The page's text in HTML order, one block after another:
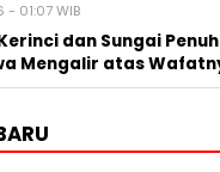
- 01:07 WIB
dan Sungai
Mengalir atas